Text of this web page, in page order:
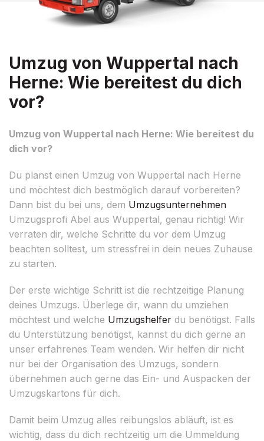
Umzug von Wuppertal nach
Herne: Wie bereitest du dich
vor?
Umzug von Wuppertal nach Herne: Wie bereitest du
dich vor?
Du planst einen Umzug von Wuppertal nach Herne
und möchtest dich bestmöglich darauf vorbereiten?
Dann bist du bei uns, dem Umzugsunternehmen
Umzugsprofi Abel aus Wuppertal, genau richtig! Wir
verraten dir, welche Schritte du vor dem Umzug
beachten solltest, um stressfrei in dein neues Zuhause
zu starten.
Der erste wichtige Schritt ist die rechtzeitige Planung
deines Umzugs. Überlege dir, wann du umziehen
möchtest und welche Umzugshelfer du benötigst. Falls
du Unterstützung benötigst, kannst du dich gerne an
unser erfahrenes Team wenden. Wir helfen dir nicht
nur bei der Organisation des Umzugs, sondern
übernehmen auch gerne das Ein- und Auspacken der
Umzugskartons für dich.
Damit beim Umzug alles reibungslos abläuft, ist es
wichtig, dass du dich rechtzeitig um die Ummeldung